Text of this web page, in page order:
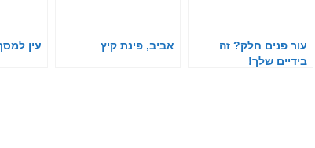
עור פנים חלק? זה
בידיים שלך!
אביב, פינת קיץ עין